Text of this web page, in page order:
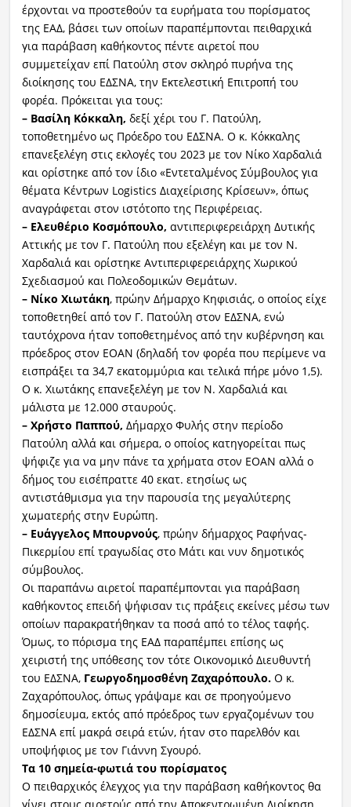
έρχονται να προστεθούν τα ευρήματα του πορίσματος
της ΕΑΔ, βάσει των οποίων παραπέμπονται πειθαρχικά
για παράβαση καθήκοντος πέντε αιρετοί που
συμμετείχαν επί Πατούλη στον σκληρό πυρήνα της
διοίκησης του ΕΔΣΝΑ, την Εκτελεστική Επιτροπή του
φορέα. Πρόκειται για τους:
– Βασίλη Κόκκαλη, δεξί χέρι του Γ. Πατούλη,
τοποθετημένο ως Πρόεδρο του ΕΔΣΝΑ. Ο κ. Κόκκαλης
επανεξελέγη στις εκλογές του 2023 με τον Νίκο Χαρδαλιά
και ορίστηκε από τον ίδιο «Εντεταλμένος Σύμβουλος για
θέματα Κέντρων Logistics Διαχείρισης Κρίσεων», όπως
αναγράφεται στον ιστότοπο της Περιφέρειας.
– Ελευθέριο Κοσμόπουλο, αντιπεριφερειάρχη Δυτικής
Αττικής με τον Γ. Πατούλη που εξελέγη και με τον Ν.
Χαρδαλιά και ορίστηκε Αντιπεριφερειάρχης Χωρικού
Σχεδιασμού και Πολεοδομικών Θεμάτων.
– Νίκο Χιωτάκη, πρώην Δήμαρχο Κηφισιάς, ο οποίος είχε
τοποθετηθεί από τον Γ. Πατούλη στον ΕΔΣΝΑ, ενώ
ταυτόχρονα ήταν τοποθετημένος από την κυβέρνηση και
πρόεδρος στον ΕΟΑΝ (δηλαδή τον φορέα που περίμενε να
εισπράξει τα 34,7 εκατομμύρια και τελικά πήρε μόνο 1,5).
Ο κ. Χιωτάκης επανεξελέγη με τον Ν. Χαρδαλιά και
μάλιστα με 12.000 σταυρούς.
– Χρήστο Παππού, Δήμαρχο Φυλής στην περίοδο
Πατούλη αλλά και σήμερα, ο οποίος κατηγορείται πως
ψήφιζε για να μην πάνε τα χρήματα στον ΕΟΑΝ αλλά ο
δήμος του εισέπραττε 40 εκατ. ετησίως ως
αντιστάθμισμα για την παρουσία της μεγαλύτερης
χωματερής στην Ευρώπη.
– Ευάγγελος Μπουρνούς, πρώην δήμαρχος Ραφήνας-
Πικερμίου επί τραγωδίας στο Μάτι και νυν δημοτικός
σύμβουλος.
Οι παραπάνω αιρετοί παραπέμπονται για παράβαση
καθήκοντος επειδή ψήφισαν τις πράξεις εκείνες μέσω των
οποίων παρακρατήθηκαν τα ποσά από το τέλος ταφής.
Όμως, το πόρισμα της ΕΑΔ παραπέμπει επίσης ως
χειριστή της υπόθεσης τον τότε Οικονομικό Διευθυντή
του ΕΔΣΝΑ, Γεωργοδημοσθένη Ζαχαρόπουλο.Ο κ.
Ζαχαρόπουλος, όπως γράψαμε και σε προηγούμενο
δημοσίευμα, εκτός από πρόεδρος των εργαζομένων του
ΕΔΣΝΑ επί μακρά σειρά ετών, ήταν στο παρελθόν και
υποψήφιος με τον Γιάννη Σγουρό.
Τα 10 σημεία-φωτιά του πορίσματος
Ο πειθαρχικός έλεγχος για την παράβαση καθήκοντος θα
γίνει στους αιρετούς από την Αποκεντρωμένη Διοίκηση